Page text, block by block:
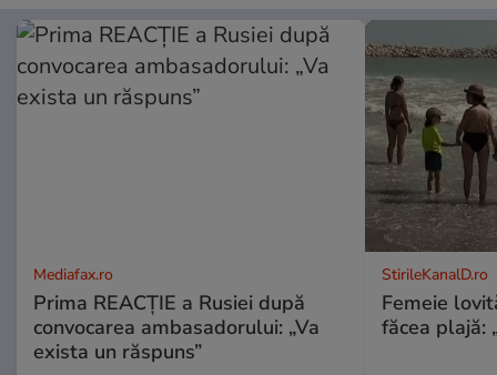
Mediafax.ro
Prima REACȚIE a Rusiei după
convocarea ambasadorului: „Va
exista un răspuns”
StirileKanalD.ro
Femeie
făcea plajă: